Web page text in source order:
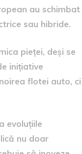
au schimbat
sau hibride.
pieței, deși se
inițiative
flotei auto, ci
evoluțiile
nu doar